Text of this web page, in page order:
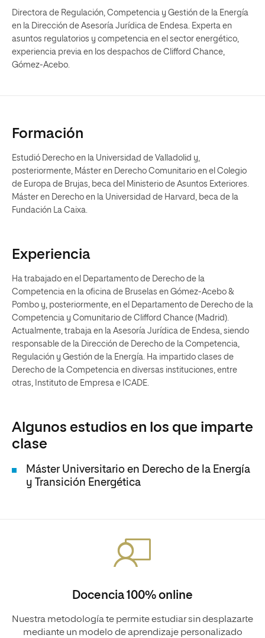
Directora de Regulación, Competencia y Gestión de la Energía
en la Dirección de Asesoría Jurídica de Endesa. Experta en
asuntos regulatorios y competencia en el sector energético,
experiencia previa en los despachos de Clifford Chance,
Gómez-Acebo.
Formación
Estudió Derecho en la Universidad de Valladolid y,
posteriormente, Máster en Derecho Comunitario en el Colegio
de Europa de Brujas, beca del Ministerio de Asuntos Exteriores.
Máster en Derecho en la Universidad de Harvard, beca de la
Fundación La Caixa.
Experiencia
Ha trabajado en el Departamento de Derecho de la
Competencia en la oficina de Bruselas en Gómez-Acebo &
Pombo y, posteriormente, en el Departamento de Derecho de la
Competencia y Comunitario de Clifford Chance (Madrid).
Actualmente, trabaja en la Asesoría Jurídica de Endesa, siendo
responsable de la Dirección de Derecho de la Competencia,
Regulación y Gestión de la Energía. Ha impartido clases de
Derecho de la Competencia en diversas instituciones, entre
otras, Instituto de Empresa e ICADE.
Algunos estudios en los que imparte
clase
Máster Universitario en Derecho de la Energía
y Transición Energética
Docencia 100% online
Nuestra metodología te permite estudiar sin desplazarte
mediante un modelo de aprendizaje personalizado